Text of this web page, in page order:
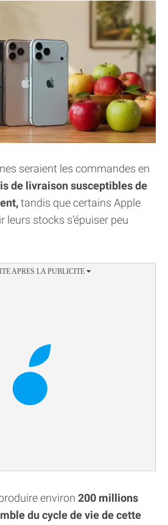
seraient les commandes en
de livraison susceptibles de
tandis que certains Apple
leurs stocks s’épuiser peu
environ 200 millions
du cycle de vie de cette